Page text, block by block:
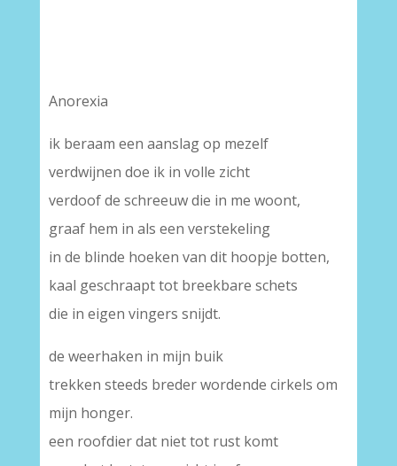
Anorexia
ik beraam een aanslag op mezelf
verdwijnen doe ik in volle zicht
verdoof de schreeuw die in me woont,
graaf hem in als een verstekeling
in de blinde hoeken van dit hoopje botten,
kaal geschraapt tot breekbare schets
die in eigen vingers snijdt.
de weerhaken in mijn buik
trekken steeds breder wordende cirkels om
mijn honger.
een roofdier dat niet tot rust komt